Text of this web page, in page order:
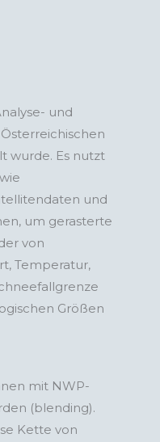
und
wurde. Es nutzt
und
um gerasterte
von
Temperatur,
Größen
mit NWP-
(blending).
Kette von